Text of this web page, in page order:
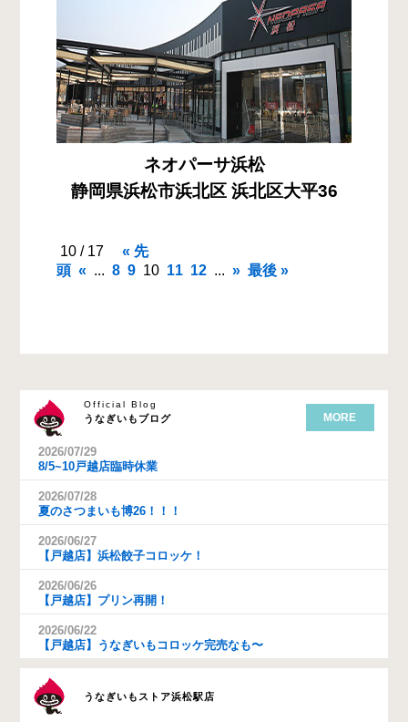
ネオパーサ浜松
静岡県浜松市浜北区 浜北区大平36
10 / 17
« 先
頭 « ... 8 9 10 11 12 ... » 最後 »
うなぎいもブログ
Official Blog
MORE
2026/07/29
8/5~10戸越店臨時休業
2026/07/28
夏のさつまいも博26！！！
2026/06/27
【戸越店】浜松餃子コロッケ！
2026/06/26
【戸越店】プリン再開！
2026/06/22
【戸越店】うなぎいもコロッケ完売なも〜
うなぎいもストア浜松駅店